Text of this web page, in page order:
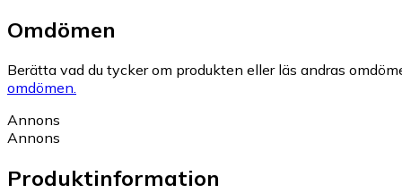
Omdömen
Berätta vad du tycker om produkten eller läs andras
omdömen.
Annons
Annons
Produktinformation